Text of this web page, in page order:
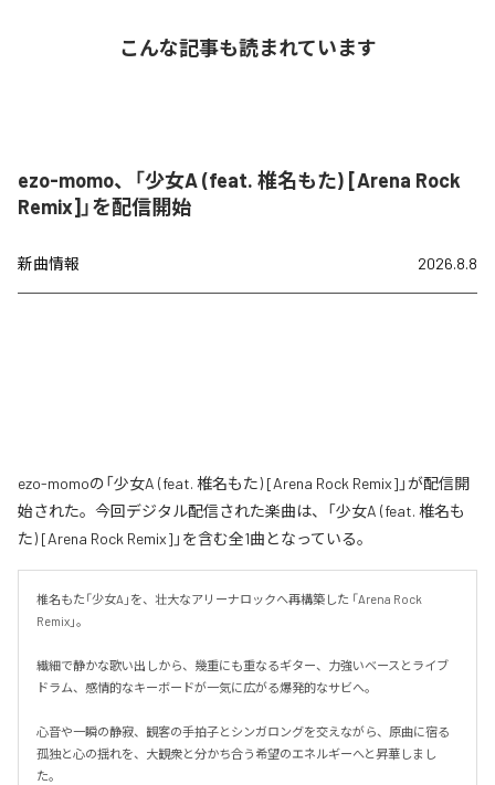
こんな記事も読まれています
ezo-momo、「少女A (feat. 椎名もた) [Arena Rock
Remix]」を配信開始
新曲情報 2026.8.8
ezo-momoの「少女A (feat. 椎名もた) [Arena Rock Remix]」が配信開
始された。今回デジタル配信された楽曲は、「少女A (feat. 椎名も
た) [Arena Rock Remix]」を含む全1曲となっている。
椎名もた「少女A」を、壮大なアリーナロックへ再構築した 「Arena Rock
Remix」。
繊細で静かな歌い出しから、幾重にも重なるギター、力強いベースとライブ
ドラム、感情的なキーボードが一気に広がる爆発的なサビへ。
心音や一瞬の静寂、観客の手拍子とシンガロングを交えながら、原曲に宿る
孤独と心の揺れを、大観衆と分かち合う希望のエネルギーへと昇華しまし
た。